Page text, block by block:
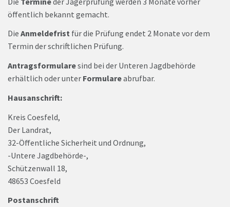
öffentlich bekannt gemacht.
Die Anmeldefrist für die Prüfung endet 2 Monate vor dem
Termin der schriftlichen Prüfung.
Antragsformularesind bei der Unteren Jagdbehörde
erhältlich oder unter Formulareabrufbar.
Hausanschrift:
Kreis Coesfeld,
Der Landrat,
32-Öffentliche Sicherheit und Ordnung,
-Untere Jagdbehörde-,
Schützenwall 18,
48653 Coesfeld
Postanschrift